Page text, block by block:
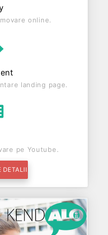
online.
landing page.
pe Youtube.
DETALII